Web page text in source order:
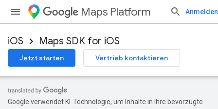
Maps Platform Anmelden
iOS Maps SDK for iOS
Jetzt starten Vertrieb kontaktieren
Google verwendet KI-Technologie, um Inhalte in Ihre bevorzugte